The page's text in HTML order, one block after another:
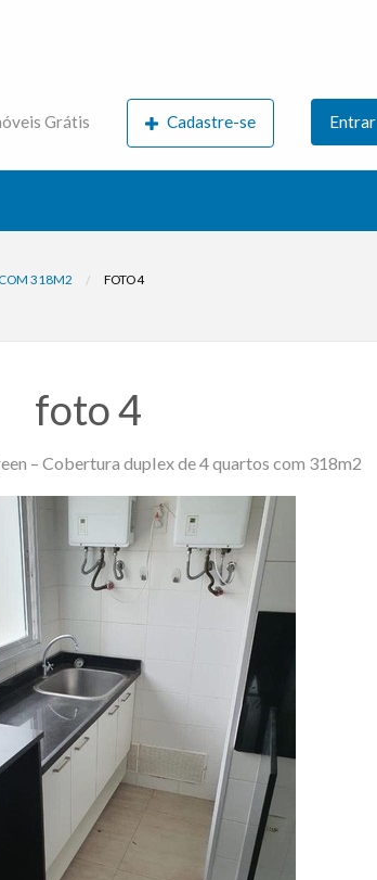
Grátis Cadastre-se Entrar
COM 318M2 FOTO 4
foto 4
– Cobertura duplex de 4 quartos com 318m2